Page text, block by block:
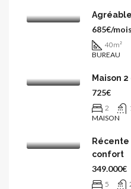
685€/mois
40m²
BUREAU
Maison
725€
2
MAISON
Récente
confort
349.000€
5